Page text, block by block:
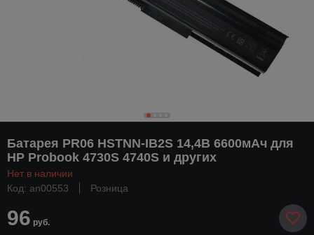
Батарея PR06 HSTNN-IB2S 14,4В 6600мАч для
HP Probook 4730S 4740S и других
Нет в наличии
Код: an00553
Розница
96 руб.